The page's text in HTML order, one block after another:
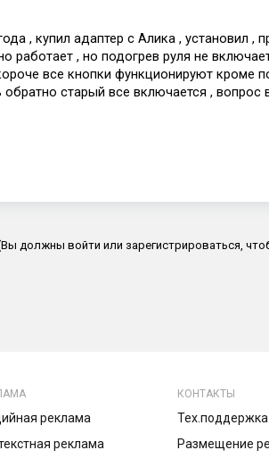
, купил адаптер с Алика , установил ,
работает , но подогрев руля не
все кнопки функционируют кроме
старый все включается ,
должны войти или зарегистрироваться,
реклама
реклама
КОНТАКТЫ
Размещение